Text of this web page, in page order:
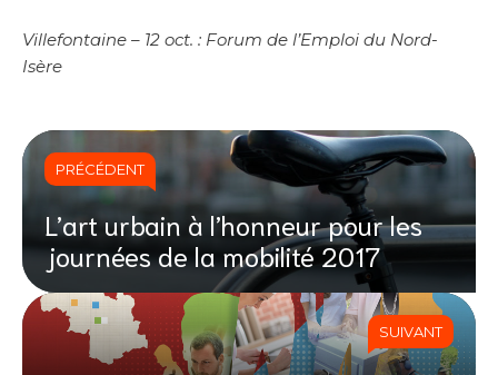
Villefontaine – 12 oct. : Forum de l’Emploi du Nord-
Isère
PRÉCÉDENT
L’art urbain à l’honneur pour les
journées de la mobilité 2017
SUIVANT